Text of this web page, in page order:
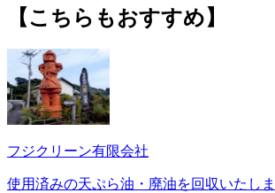
【こちらもおすすめ】
フジクリーン有限会社
使用済みの天ぷら油・廃油を回収いたし